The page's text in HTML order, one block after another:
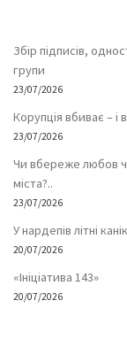
Збір підписів,
групи
23/07/2026
Корупція вбиває – і
23/07/2026
Чи вбереже любов
міста?..
23/07/2026
У нардепів літні
20/07/2026
«Ініціатива 143»
20/07/2026